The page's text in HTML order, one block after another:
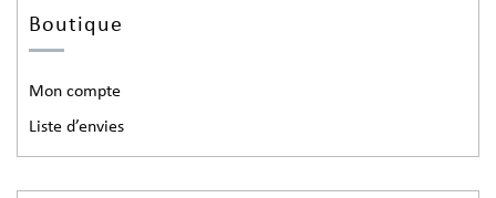
Boutique
Mon compte
Liste d’envies